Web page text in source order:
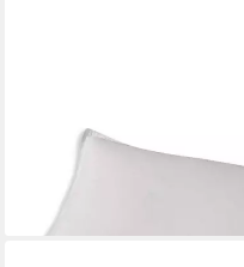
Hybrid-Konstruktion
ab 15,00 €
UVP39,95 €
lieferbar - in 3-4 Werktagen bei dir